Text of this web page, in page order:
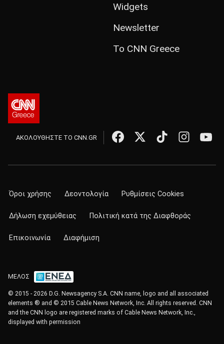
Widgets
Newsletter
Το CNN Greece
ΑΚΟΛΟΥΘΗΣΤΕ ΤΟ CNN.GR
Όροι χρήσης Δεοντολογία Ρυθμίσεις Cookies
Δήλωση εχεμύθειας Πολιτική κατά της Διαφθοράς
Επικοινωνία Διαφήμιση
ΜΕΛΟΣ
© 2015 - 2026 D.G. Newsagency S.A. CNN name, logo and all associated
elements ® and © 2015 Cable News Network, Inc. All rights reserved. CNN
and the CNN logo are registered marks of Cable News Network, Inc.,
displayed with permission